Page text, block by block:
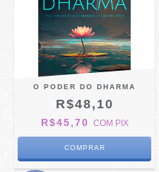
O PODER DO DHARMA
R$48,10
R$45,70 COM PIX